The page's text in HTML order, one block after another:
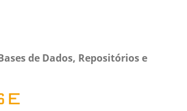
de Dados, Repositórios e